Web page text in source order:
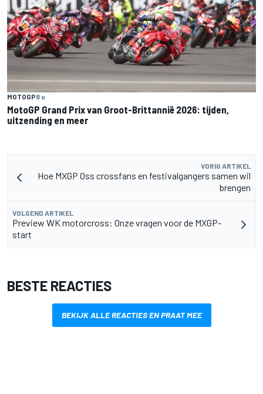
MOTOGP8 u
MotoGP Grand Prix van Groot-Brittannië 2026: tijden,
uitzending en meer
VORIG ARTIKEL
Hoe MXGP Oss crossfans en festivalgangers samen wil
brengen
VOLGEND ARTIKEL
Preview WK motorcross: Onze vragen voor de MXGP-
start
BESTE REACTIES
BEKIJK ALLE REACTIES EN PRAAT MEE